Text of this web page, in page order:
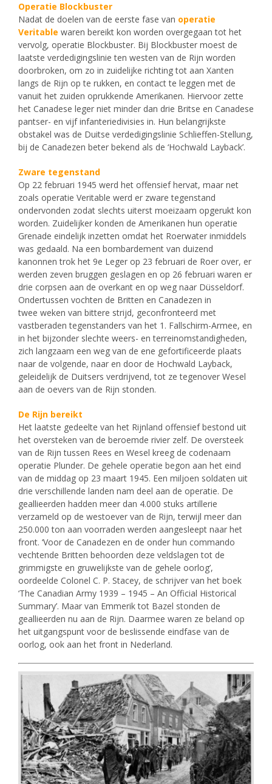
Operatie Blockbuster
Nadat de doelen van de eerste fase van operatie
Veritable waren bereikt kon worden overgegaan tot het
vervolg, operatie Blockbuster. Bij Blockbuster moest de
laatste verdedigingslinie ten westen van de Rijn worden
doorbroken, om zo in zuidelijke richting tot aan Xanten
langs de Rijn op te rukken, en contact te leggen met de
vanuit het zuiden oprukkende Amerikanen. Hiervoor zette
het Canadese leger niet minder dan drie Britse en Canadese
pantser- en vijf infanteriedivisies in. Hun belangrijkste
obstakel was de Duitse verdedigingslinie Schlieffen-Stellung,
bij de Canadezen beter bekend als de ‘Hochwald Layback’.
Zware tegenstand
Op 22 februari 1945 werd het offensief hervat, maar net
zoals operatie Veritable werd er zware tegenstand
ondervonden zodat slechts uiterst moeizaam opgerukt kon
worden. Zuidelijker konden de Amerikanen hun operatie
Grenade eindelijk inzetten omdat het Roerwater inmiddels
was gedaald. Na een bombardement van duizend
kanonnen trok het 9e Leger op 23 februari de Roer over, er
werden zeven bruggen geslagen en op 26 februari waren er
drie corpsen aan de overkant en op weg naar Düsseldorf.
Ondertussen vochten de Britten en Canadezen in
twee weken van bittere strijd, geconfronteerd met
vastberaden tegenstanders van het 1. Fallschirm-Armee, en
in het bijzonder slechte weers- en terreinomstandigheden,
zich langzaam een weg van de ene gefortificeerde plaats
naar de volgende, naar en door de Hochwald Layback,
geleidelijk de Duitsers verdrijvend, tot ze tegenover Wesel
aan de oevers van de Rijn stonden.
De Rijn bereikt
Het laatste gedeelte van het Rijnland offensief bestond uit
het oversteken van de beroemde rivier zelf. De oversteek
van de Rijn tussen Rees en Wesel kreeg de codenaam
operatie Plunder. De gehele operatie begon aan het eind
van de middag op 23 maart 1945. Een miljoen soldaten uit
drie verschillende landen nam deel aan de operatie. De
geallieerden hadden meer dan 4.000 stuks artillerie
verzameld op de westoever van de Rijn, terwijl meer dan
250.000 ton aan voorraden werden aangesleept naar het
front. ‘Voor de Canadezen en de onder hun commando
vechtende Britten behoorden deze veldslagen tot de
grimmigste en gruwelijkste van de gehele oorlog’,
oordeelde Colonel C. P. Stacey, de schrijver van het boek
‘The Canadian Army 1939 – 1945 – An Official Historical
Summary’. Maar van Emmerik tot Bazel stonden de
geallieerden nu aan de Rijn. Daarmee waren ze beland op
het uitgangspunt voor de beslissende eindfase van de
oorlog, ook aan het front in Nederland.